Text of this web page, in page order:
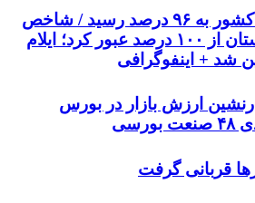
شاخص فلاکت کشور به ۹۶ درصد رسید / شاخص
فلاکت در ۱۹ استان از ۱۰۰ درصد عبور کرد؛ ایلام
شد + اینفوگرافی
ارزش بازار در بورس
قربانی گرفت